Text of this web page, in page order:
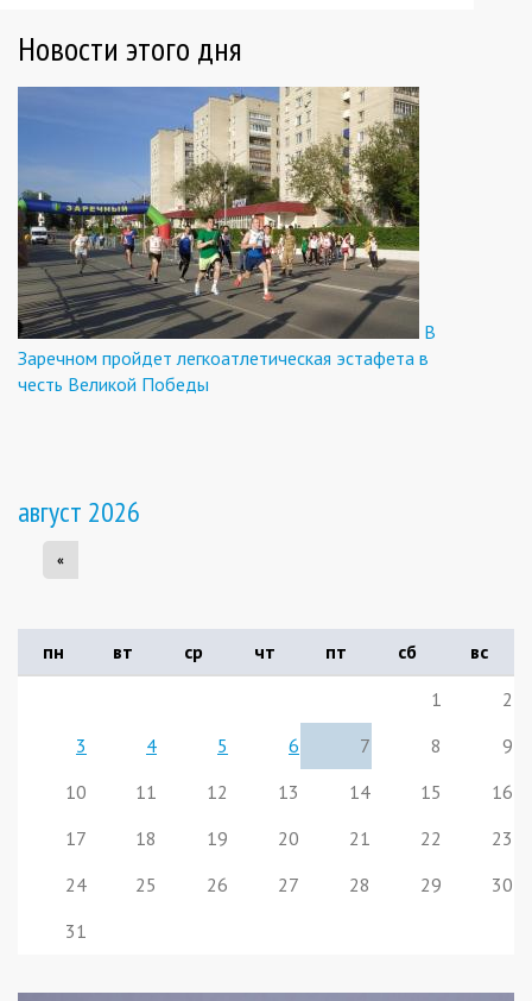
Новости этого дня
В
Заречном пройдет легкоатлетическая эстафета в
честь Великой Победы
август 2026
«
пн вт ср чт пт сб
вс
1
2
3
4 5 6 7 8
9
10
11 12 13 14 15
16
17
18 19 20 21 22
23
24
25 26 27 28 29
30
31